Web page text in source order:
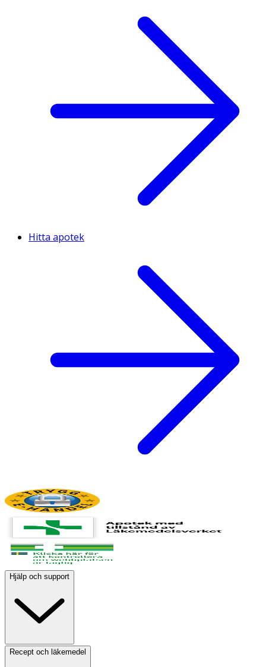
Hitta apotek
Hjälp och support
Recept och läkemedel